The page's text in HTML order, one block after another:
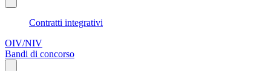
Contratti integrativi
OIV/NIV
Bandi di concorso